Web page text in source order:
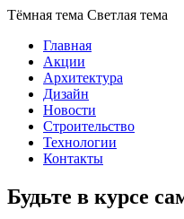
Тёмная тема Светлая тема
Главная
Акции
Архитектура
Дизайн
Новости
Строительство
Технологии
Контакты
Будьте в курсе